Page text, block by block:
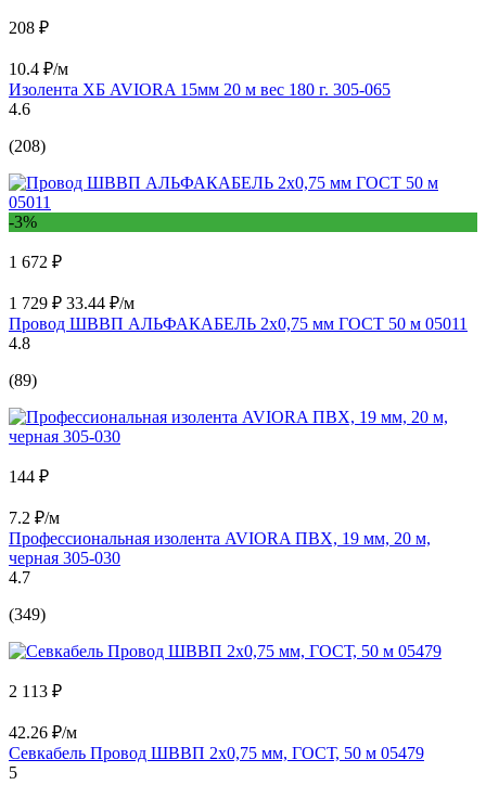
208 ₽
10.4 ₽/м
Изолента ХБ AVIORA 15мм 20 м вес 180 г. 305-065
4.6
(208)
-3%
1 672 ₽
1 729 ₽ 33.44 ₽/м
Провод ШВВП АЛЬФАКАБЕЛЬ 2х0,75 мм ГОСТ 50 м 05011
4.8
(89)
144 ₽
7.2 ₽/м
Профессиональная изолента AVIORA ПВХ, 19 мм, 20 м,
черная 305-030
4.7
(349)
2 113 ₽
42.26 ₽/м
Севкабель Провод ШВВП 2х0,75 мм, ГОСТ, 50 м 05479
5